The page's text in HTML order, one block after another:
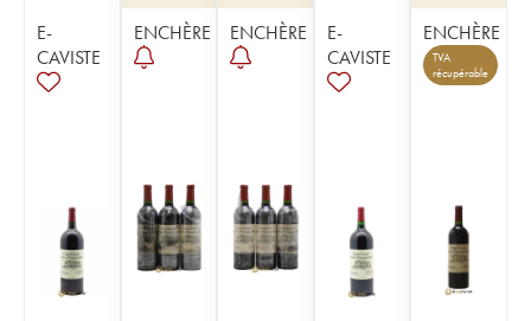
E-
CAVISTE
ENCHÈRE ENCHÈRE
E-
CAVISTE
ENCHÈRE
TVA
récupérable